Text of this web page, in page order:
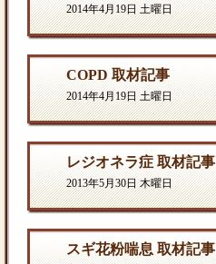
2014年4月19日 土曜日
COPD 取材記事
2014年4月19日 土曜日
レジオネラ症 取材記事
2013年5月30日 木曜日
スギ花粉喘息 取材記事